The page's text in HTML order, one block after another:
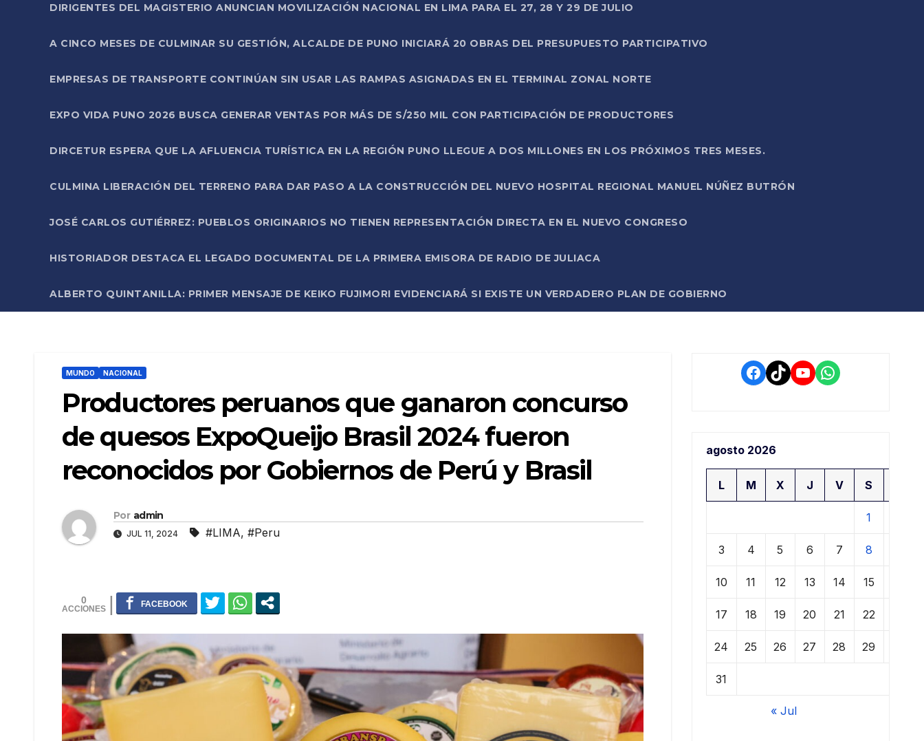
DIRIGENTES DEL MAGISTERIO ANUNCIAN MOVILIZACIÓN NACIONAL EN LIMA PARA EL 27, 28 Y 29 DE JULIO
A CINCO MESES DE CULMINAR SU GESTIÓN, ALCALDE DE PUNO INICIARÁ 20 OBRAS DEL PRESUPUESTO PARTICIPATIVO
EMPRESAS DE TRANSPORTE CONTINÚAN SIN USAR LAS RAMPAS ASIGNADAS EN EL TERMINAL ZONAL NORTE
EXPO VIDA PUNO 2026 BUSCA GENERAR VENTAS POR MÁS DE S/250 MIL CON PARTICIPACIÓN DE PRODUCTORES
DIRCETUR ESPERA QUE LA AFLUENCIA TURÍSTICA EN LA REGIÓN PUNO LLEGUE A DOS MILLONES EN LOS PRÓXIMOS TRES MESES.
CULMINA LIBERACIÓN DEL TERRENO PARA DAR PASO A LA CONSTRUCCIÓN DEL NUEVO HOSPITAL REGIONAL MANUEL NÚÑEZ BUTRÓN
JOSÉ CARLOS GUTIÉRREZ: PUEBLOS ORIGINARIOS NO TIENEN REPRESENTACIÓN DIRECTA EN EL NUEVO CONGRESO
HISTORIADOR DESTACA EL LEGADO DOCUMENTAL DE LA PRIMERA EMISORA DE RADIO DE JULIACA
ALBERTO QUINTANILLA: PRIMER MENSAJE DE KEIKO FUJIMORI EVIDENCIARÁ SI EXISTE UN VERDADERO PLAN DE GOBIERNO
MUNDO NACIONAL
Productores peruanos que ganaron concurso
de quesos ExpoQueijo Brasil 2024 fueron
reconocidos por Gobiernos de Perú y Brasil
Por admin
JUL 11, 2024 #LIMA, #Peru
0
Facebook
TikTokYouTube
WhatsApp
agosto 2026
L M X J V S
1
3 4 5 6 7 8
10 11 12 13 14 15
17 18 19 20 21 22
24 25 26 27 28 29
31
« Jul